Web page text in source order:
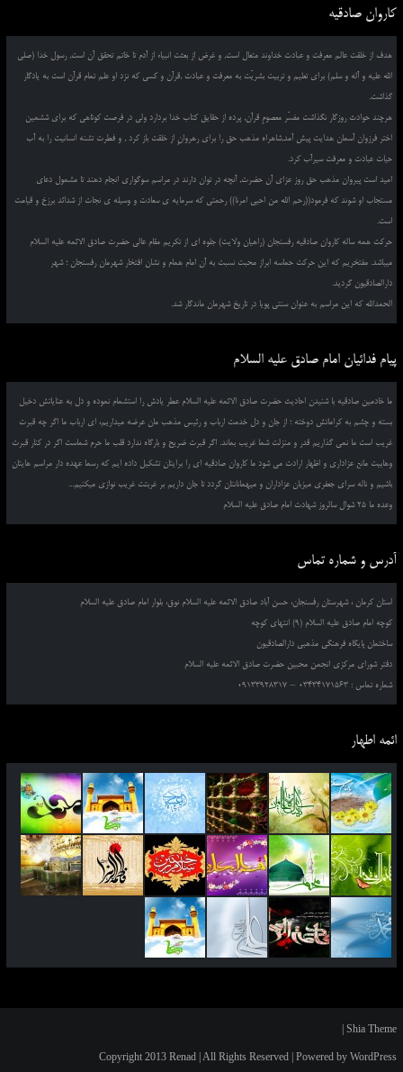
کاروان صادقیه
هدف از خلقت عالم معرفت و عبادت خداوند متعال است, و غرض از بعثت انبیاء از آدم تا خاتم تحقق آن است, رسول خدا (صلی
الله علیه و آله و سلم) برای تعلیم و تربیت بشریّت به معرفت و عبادت ,قرآن و کسی که نزد او علم تمام قرآن است به یادگار
گذاشت.
هرچند حوادث روزگار نگذاشت مفسّر معصومِ قرآن, پرده از حقایق کتاب خدا بردارد ولی در فرصت کوتاهی که برای ششمین
اختر فرزوان آسمان هدایت پیش آمد,شاهراه مذهب حق را برای رهروانِ از خلقت باز کرد , و فطرت تشنه انسانیت را به آب
حیات عبادت و معرفت سیرآب کرد.
امید است پیروان مذهب حق روز عزای آن حضرت, آنچه در توان دارند در مراسم سوگواری انجام دهند تا مشمول دعای
مستجاب او شوند که فرمود((رحم الله من احیی امرنا)) رحمتی که سرمایه ی سعادت و وسیله ی نجات از شدائد برزخ و قیامت
است.
حرکت همه ساله کاروان صادقیه رفسنجان (راهیان ولایت) جلوه ای از تکریم مقام عالی حضرت صادق الائمه علیه السلام
میباشد. مفتخریم که این حرکت حماسه ابراز محبت نسبت به آن امام همام و نشان افتخار شهرمان رفسنجان ؛ شهر
دارالصادقیون گردید.
الحمدالله که این مراسم به عنوان سنتی پویا در تاریخ شهرمان ماندگار شد.
پیام فدائیان امام صادق علیه السلام
ما خادمین صادقیه با شنیدن احادیث حضرت صادق الائمه علیه السلام عطر یادش را استشمام نموده و دل به عنایاتش دخیل
بسته و چشم به کراماتش دوخته ؛ از جان و دل خدمت ارباب و رئیس مذهب مان عرضه میداریم، ای ارباب ما اگر چه قبرت
غریب است ما نمی گذاریم قدر و منزلت شما غریب بماند. اگر قبرت ضریح و بارگاه ندارد قلب ما حرم شماست اگر در کنار قبرت
وهابیت مانع عزاداری و اظهار ارادت می شود ما کاروان صادقیه ای را برایتان تشکیل داده ایم که رسما عهده دار مراسم هایتان
باشیم و ناله سرای جعفری میزبان عزاداران و میهمانانتان گردد تا جان داریم بر غربتت غریب نوازی میکنیم...
وعده ما 25 شوال سالروز شهادت امام صادق علیه السلام
آدرس و شماره تماس
استان کرمان ، شهرستان رفسنجان، حسن آباد صادق الائمه علیه السلام نوق، بلوار امام صادق علیه السلام
کوچه امام صادق علیه السلام (9) انتهای کوچه
ساختمان پایگاه فرهنگی مذهبی دارالصادقیون
دفتر شورای مرکزی انجمن محبین حضرت صادق الائمه علیه السلام
شماره تماس : 03434171563 – 09133928317
ائمه اطهار
Shia Theme
|
Copyright 2013 Renad | All Rights Reserved | Powered by WordPress